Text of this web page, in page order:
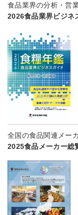
食品業界の分析・営
2026食品業界ビジネ
全国の食品関連メ
2025食品メーカー総